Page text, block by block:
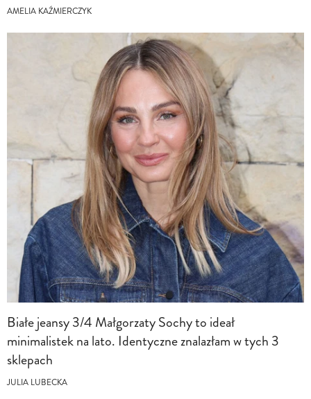
AMELIA KAŹMIERCZYK
Białe jeansy 3/4 Małgorzaty Sochy to ideał
minimalistek na lato. Identyczne znalazłam w tych 3
sklepach
JULIA LUBECKA